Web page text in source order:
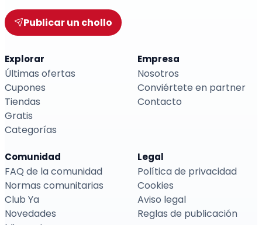
Publicar un chollo
Explorar
Últimas ofertas
Cupones
Tiendas
Gratis
Categorías
Empresa
Nosotros
Conviértete en partner
Contacto
Comunidad
FAQ de la comunidad
Normas comunitarias
Club Ya
Novedades
Legal
Política de privacidad
Cookies
Aviso legal
Reglas de publicación